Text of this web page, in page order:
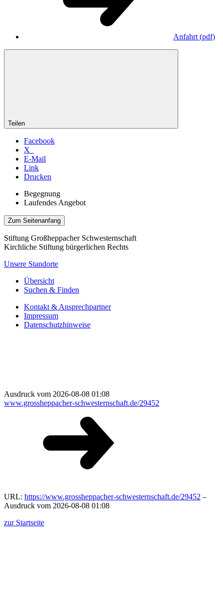
Anfahrt (pdf)
Teilen
Facebook
X
E-Mail
Link
Drucken
Begegnung
Laufendes Angebot
Zum Seitenanfang
Stiftung Großheppacher Schwesternschaft
Kirchliche Stiftung bürgerlichen Rechts
Unsere Standorte
Übersicht
Suchen & Finden
Kontakt & Ansprechpartner
Impressum
Datenschutzhinweise
Ausdruck vom 2026-08-08 01:08
www.grossheppacher-schwesternschaft.de/29452
URL: https://www.grossheppacher-schwesternschaft.de/29452 –
Ausdruck vom 2026-08-08 01:08
zur Startseite